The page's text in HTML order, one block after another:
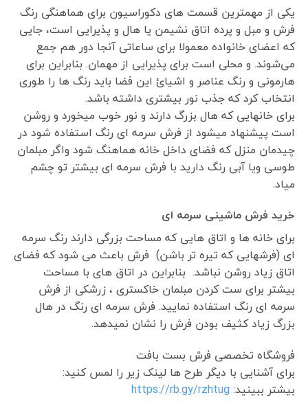
یکی از مهمترین قسمت های دکوراسیون برای هماهنگی رنگ
فرش و مبل و پرده اتاق نشیمن یا هال و پذیرایی است، جایی
که اعضای خانواده معمولا برای ساعاتی آنجا دور هم جمع
می‌شوند. و محلی است برای پذیرایی از مهمان. بنابراین برای
هارمونی و رنگ عناصر و اشیائ این فضا باید رنگ ها را طوری
انتخاب کرد که جذب نور بیشتری داشته باشد.
برای خانهایی که هال بزرگ دارند و نور خوب میخورد و روشن
است پیشنهاد میشود از فرش سرمه ای رنگ استفاده شود در
چیدمان منزل که فضای داخل خانه هماهنگ شود واگر مبلمان
طوسی ویا آبی رنگ دارید با فرش سرمه ای بیشتر تو چشم
میاد.
خرید فرش ماشینی سرمه ای
برای خانه ها و اتاق هایی که مساحت بزرگی دارند رنگ سرمه
ای (فرشهایی که تیره تر باشن) فرش باعث می شود که فضای
اتاق زیاد روشن نباشد. بنابراین در اتاق های با مساحت
بیشتر برای ست کردن مبلمان خاکستری ، زرشکی از فرش
سرمه ای رنگ استفاده نمایید. فرش سرمه ای رنگ در هال
بزرگ زیاد کثیف بودن فرش را نشان نمیدهد.
فروشگاه تخصصی فرش بست بافت
برای آشنایی با دیگر طرح ها لینک زیر را لمس کنید:
بیشتر ببینید: https://rb.gy/rzhtug